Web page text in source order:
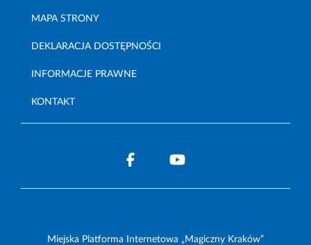
MAPA STRONY
DEKLARACJA DOSTĘPNOŚCI
INFORMACJE PRAWNE
KONTAKT
Miejska Platforma Internetowa „Magiczny Kraków”